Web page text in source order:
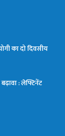
का दो दिवसीय
: लेफ्टिनेंट